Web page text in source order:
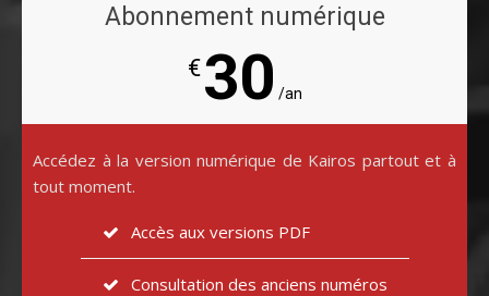
Abonnement numérique
€30 /an
Accédez à la version numérique de Kairos partout et à
tout moment.
Accès aux versions PDF
Consultation des anciens numéros